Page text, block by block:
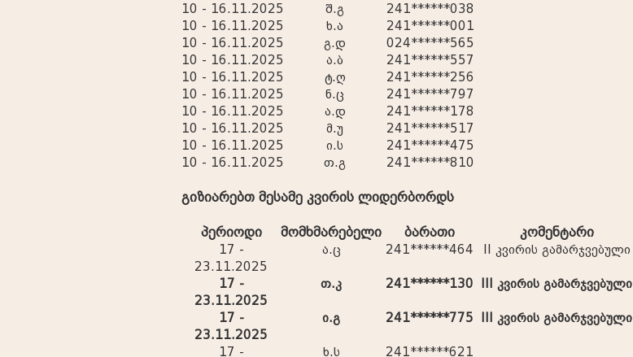
10 - 16.11.2025
შ.გ
241******038
10 - 16.11.2025
ხ.ა
241******001
10 - 16.11.2025
გ.დ
024******565
10 - 16.11.2025
ა.ბ
241******557
10 - 16.11.2025
ტ.ღ
241******256
10 - 16.11.2025
ნ.ც
241******797
10 - 16.11.2025
ა.დ
241******178
10 - 16.11.2025
მ.უ
241******517
10 - 16.11.2025
ი.ს
241******475
10 - 16.11.2025
თ.გ 241******810
გიზიარებთ მესამე კვირის ლიდერბორდს
პერიოდი მომხმარებელი ბარათი კომენტარი
17 -
23.11.2025
ა.ც 241******464 II კვირის გამარჯვებული
17 -
23.11.2025
თ.კ 241******130 III კვირის გამარჯვებული
17 -
23.11.2025
ი.გ 241******775 III კვირის გამარჯვებული
17 -
ხ.ს 241******621